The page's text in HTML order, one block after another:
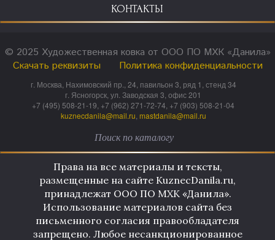
КОНТАКТЫ
© 2025 Художественная ковка от ООО ПО МХК «Данила»
Скачать реквизиты
Политика конфиденциальности
г. Москва, Нахимовский пр., 24, павильон 3, ряд 1, стенд 34
г. Ясногорск, ул. Заводская 3, офис 201
+7 (495) 508-21-19, +7 (962) 271-72-74, +7 (903) 508-21-04
kuznecdanila@mail.ru mastdanila@mail.ru
Права на все материалы и тексты,
размещенные на сайте KuznecDanila.ru,
принадлежат ООО ПО МХК «Данила».
Использование материалов сайта без
письменного согласия правообладателя
запрещено. Любое несанкционированное